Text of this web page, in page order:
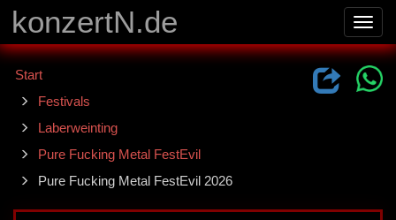
konzertN.de
Start
Festivals
Laberweinting
Pure Fucking Metal FestEvil
Pure Fucking Metal FestEvil 2026